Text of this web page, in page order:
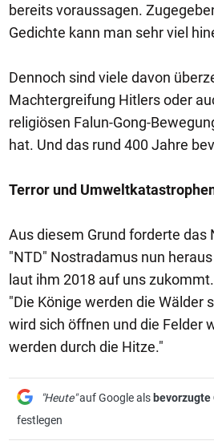
bereits voraussagen.
Gedichte kann man sehr viel
Dennoch sind viele davon
Machtergreifung Hitlers oder
religiösen Falun-Gong-
hat. Und das rund 400 Jahre
Terror und
Aus diesem Grund forderte das
"NTD" Nostradamus nun
laut ihm 2018 auf uns
"Die Könige werden die Wälder
wird sich öffnen und die Felder
werden durch die Hitze."
"Heute"auf Google als bevorzugte
festlegen